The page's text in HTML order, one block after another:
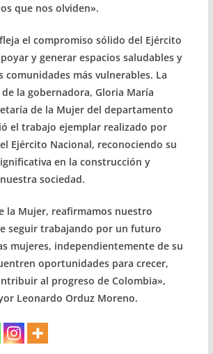
que nos olviden».
el compromiso sólido del Ejército
y generar espacios saludables y
comunidades más vulnerables. La
la gobernadora, Gloria María
de la Mujer del departamento
el trabajo ejemplar realizado por
Ejército Nacional, reconociendo su
en la construcción y
sociedad.
la Mujer, reafirmamos nuestro
seguir trabajando por un futuro
mujeres, independientemente de su
oportunidades para crecer,
al progreso de Colombia»,
Leonardo Orduz Moreno.